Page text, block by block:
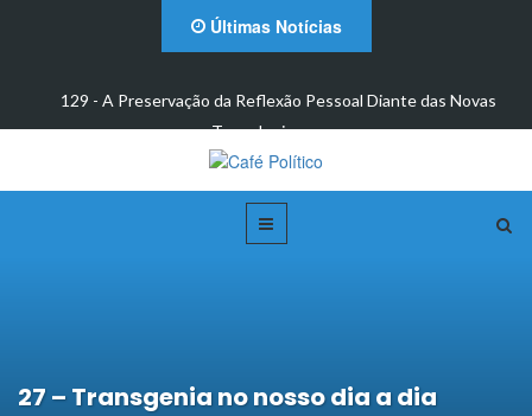
Últimas Notícias
129 - A Preservação da Reflexão Pessoal Diante das Novas
Tecnologias: um…
27 – Transgenia no nosso dia a dia